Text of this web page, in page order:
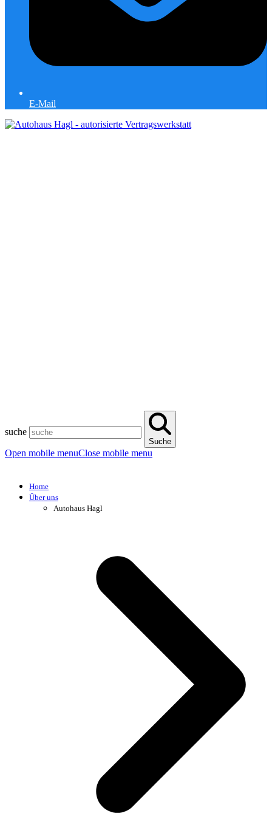
E-Mail
suche
Suche
Open mobile menuClose mobile menu
Home
Über uns
Autohaus Hagl